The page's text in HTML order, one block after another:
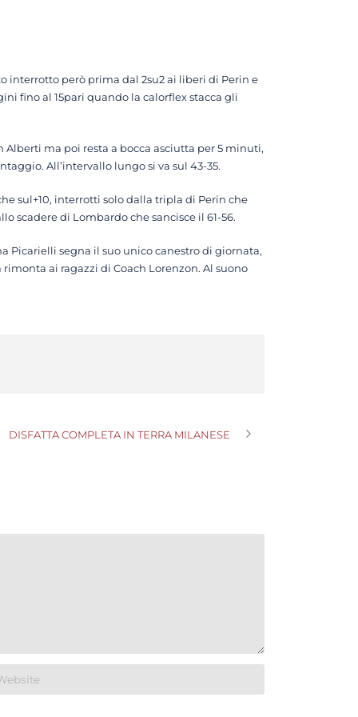
interrotto però prima dal 2su2 ai liberi di Perin e
fino al 15pari quando la calorflex stacca gli
ma poi resta a bocca asciutta per 5 minuti,
All’intervallo lungo si va sul 43-35.
sul+10, interrotti solo dalla tripla di Perin che
scadere di Lombardo che sancisce il 61-56.
Picarielli segna il suo unico canestro di giornata,
ai ragazzi di Coach Lorenzon. Al suono
DISFATTA COMPLETA IN TERRA MILANESE